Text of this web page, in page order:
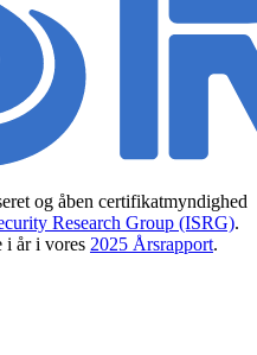
og åben certifikatmyndighed
Research Group (ISRG).
i år i vores 2025 Årsrapport.